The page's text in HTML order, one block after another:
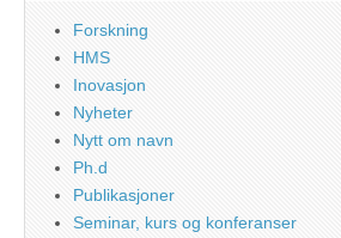
Forskning
HMS
Inovasjon
Nyheter
Nytt om navn
Ph.d
Publikasjoner
Seminar, kurs og konferanser